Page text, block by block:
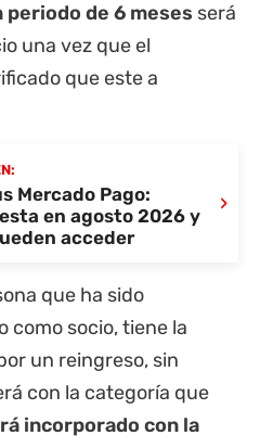
de 6 meses será
una vez que el
que este a
Mercado Pago:
en agosto 2026 y
acceder
›
que ha sido
como socio, tiene la
un reingreso, sin
con la categoría que
incorporado con la